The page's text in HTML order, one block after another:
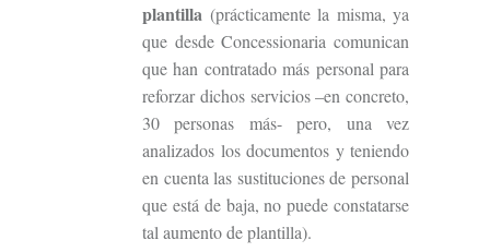
plantilla (prácticamente la misma, ya
que desde Concessionaria comunican
que han contratado más personal para
reforzar dichos servicios –en concreto,
30 personas más- pero, una vez
analizados los documentos y teniendo
en cuenta las sustituciones de personal
que está de baja, no puede constatarse
tal aumento de plantilla).